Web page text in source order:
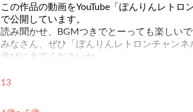
この作品の動画をYouTube「ぽんりんレトロ
で公開しています。
読み聞かせ、BGMつきでとーっても楽しい
みなさん、ぜひ「ぽんりんレトロンチャンネ
遊びにきてくださいね。
ぽんりんレトロンシリーズの作品の動画も
13